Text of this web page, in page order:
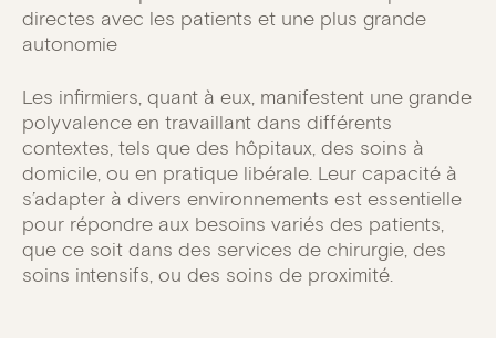
directes avec les patients et une plus grande
autonomie
Les infirmiers, quant à eux, manifestent une grande
polyvalence en travaillant dans différents
contextes, tels que des hôpitaux, des soins à
domicile, ou en pratique libérale. Leur capacité à
s’adapter à divers environnements est essentielle
pour répondre aux besoins variés des patients,
que ce soit dans des services de chirurgie, des
soins intensifs, ou des soins de proximité.